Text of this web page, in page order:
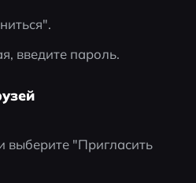
введите пароль.
выберите "Пригласить